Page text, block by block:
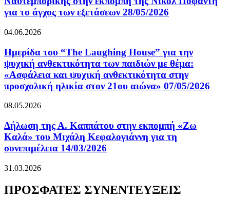
για το άγχος των εξετάσεων 28/05/2026
04.06.2026
Ημερίδα του “The Laughing House” για την
ψυχική ανθεκτικότητα των παιδιών με θέμα:
«Ασφάλεια και ψυχική ανθεκτικότητα στην
προσχολική ηλικία στον 21ου αιώνα» 07/05/2026
08.05.2026
Δήλωση της Α. Καππάτου στην εκπομπή «Ζω
Καλά» του Μιχάλη Κεφαλογιάννη για τη
συνεπιμέλεια 14/03/2026
31.03.2026
ΠΡΟΣΦΑΤΕΣ ΣΥΝΕΝΤΕΥΞΕΙΣ